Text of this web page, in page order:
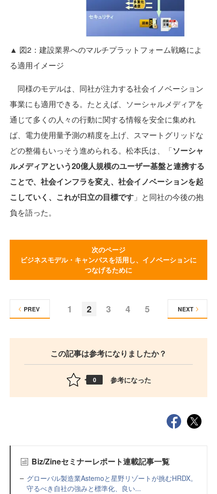
▲ 図2：建設業界へのマルチプラットフォーム戦略によ
る適用イメージ
同様のモデルは、同社が注力する社会イノベーション
事業にも適用できる。たとえば、ソーシャルメディアを
通じて多くの人々の行動に関する情報を安全に集めれ
ば、電力使用量予測の精度を上げ、スマートグリッドな
どの整備もいっそう進められる。松本氏は、「ソーシャ
ルメディアという20億人規模のユーザー基盤と連携する
ことで、社会インフラを変え、社会イノベーションを起
こしていく、これが日立の目標です 」と同社の今後の抱
負を語った。
次のページ
ビジネスモデル・キャンバスを活用し、イノベーションに
つなげるために
1 2 3 4 5
PREV NEXT
この記事は参考になりましたか？
0 参考になった
Biz/Zineセミナーレポート連載記事一覧
グローバル製造業Astemoと星野リゾートが挑むHRDX。
守るべき自社の強みと標準化、良い...